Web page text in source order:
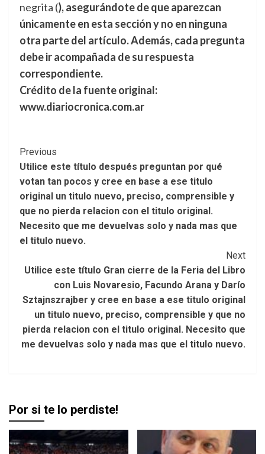
negrita (), asegurándote de que aparezcan
únicamente en esta sección y no en ninguna
otra parte del artículo. Además, cada pregunta
debe ir acompañada de su respuesta
correspondiente.
Crédito de la fuente original:
www.diariocronica.com.ar
Post
Navigation
Previous
Utilice este título después preguntan por qué
votan tan pocos y cree en base a ese titulo
original un titulo nuevo, preciso, comprensible y
que no pierda relacion con el titulo original.
Necesito que me devuelvas solo y nada mas que
el titulo nuevo.
Next
Utilice este título Gran cierre de la Feria del Libro
con Luis Novaresio, Facundo Arana y Darío
Sztajnszrajber y cree en base a ese titulo original
un titulo nuevo, preciso, comprensible y que no
pierda relacion con el titulo original. Necesito que
me devuelvas solo y nada mas que el titulo nuevo.
Por si te lo perdiste!